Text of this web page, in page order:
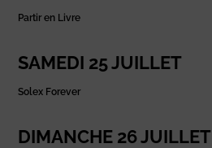
Partir en Livre
SAMEDI 25 JUILLET
Solex Forever
DIMANCHE 26 JUILLET